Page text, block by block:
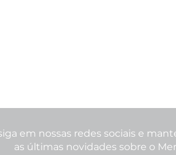
em nossas redes sociais e
as últimas novidades sobre o